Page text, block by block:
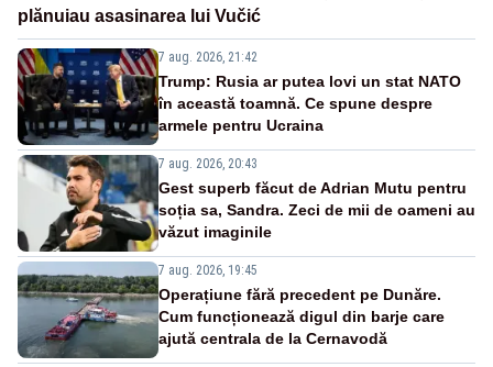
plănuiau asasinarea lui Vučić
7 aug. 2026, 21:42
Trump: Rusia ar putea lovi un stat NATO
în această toamnă. Ce spune despre
armele pentru Ucraina
7 aug. 2026, 20:43
Gest superb făcut de Adrian Mutu pentru
soția sa, Sandra. Zeci de mii de oameni au
văzut imaginile
7 aug. 2026, 19:45
Operațiune fără precedent pe Dunăre.
Cum funcționează digul din barje care
ajută centrala de la Cernavodă